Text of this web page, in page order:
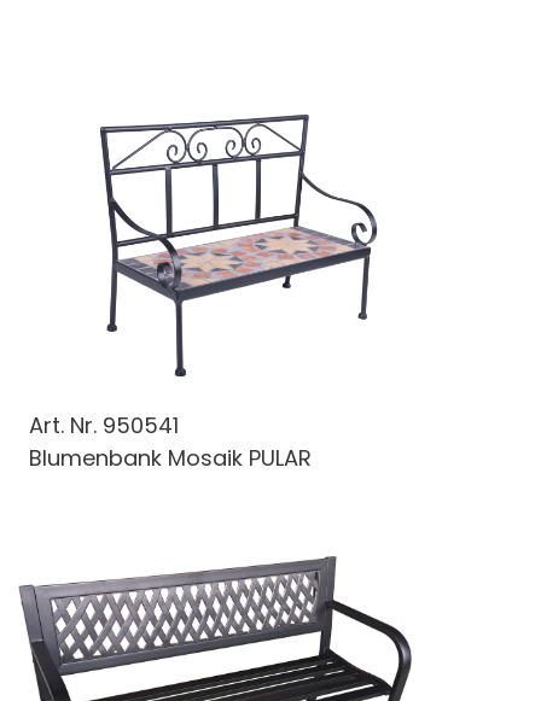
Art. Nr. 950541
Blumenbank Mosaik PULAR